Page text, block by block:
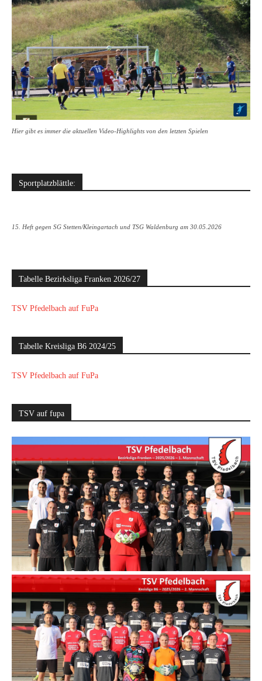
Hier gibt es immer die aktuellen Video-Highlights von den letzten Spielen
Sportplatzblättle:
15. Heft gegen SG Stetten/Kleingartach und TSG Waldenburg am 30.05.2026
Tabelle Bezirksliga Franken 2026/27
TSV Pfedelbach auf FuPa
Tabelle Kreisliga B6 2024/25
TSV Pfedelbach auf FuPa
TSV auf fupa